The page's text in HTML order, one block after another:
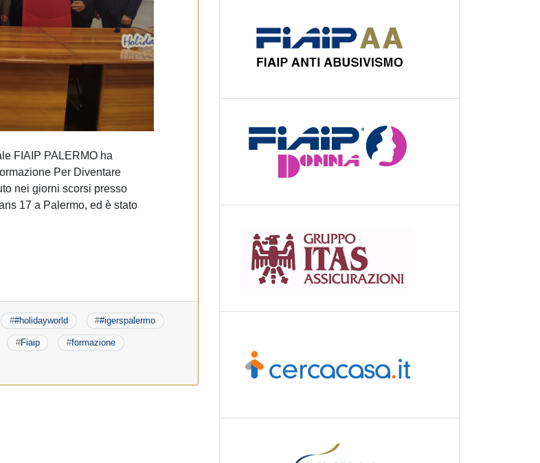
FIAIP PALERMO ha
Per Diventare
nei giorni scorsi presso
17 a Palermo, ed è stato
##holidayworld ##igerspalermo
#Fiaip #formazione